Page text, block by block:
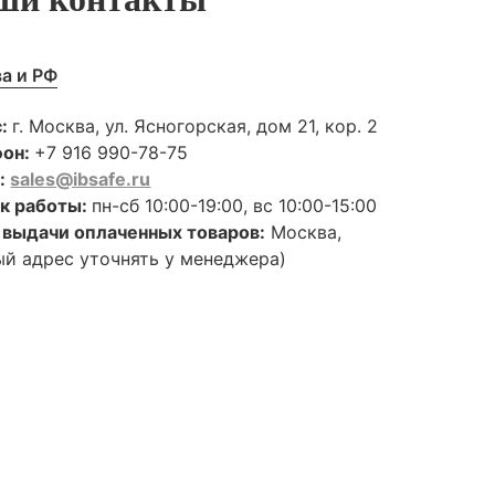
и РФ
г. Москва, ул. Ясногорская, дом 21, кор. 2
+7 916 990-78-75
sales@ibsafe.ru
работы: пн-сб 10:00-19:00, вс 10:00-15:00
оплаченных товаров: Москва,
адрес уточнять у менеджера)